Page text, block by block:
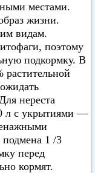
местами.
жизни.
видам.
поэтому
подкормку. В
нереста
л с укрытиями —
подмена 1 /3
перед
кормят.